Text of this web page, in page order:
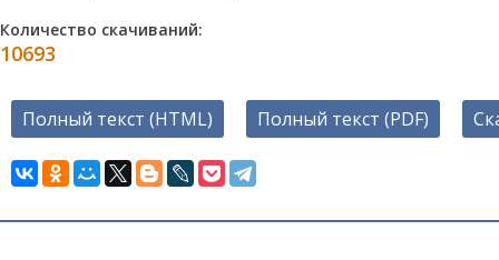
Количество скачиваний:
10693
Полный текст (HTML) Полный текст (PDF)